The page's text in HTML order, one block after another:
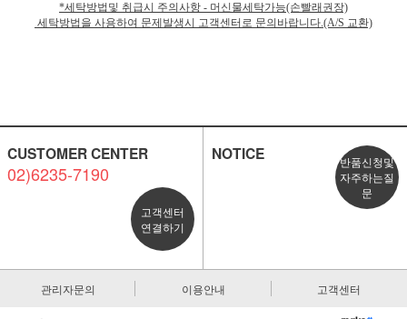
*세탁방법및 취급시 주의사항 - 머신물세탁가능(손빨래권장)
세탁방법을 사용하여 문제발생시 고객센터로 문의바랍니다.(A/S 교환)
CUSTOMER CENTER
02)6235-7190
고객센터
연결하기
NOTICE
반품신청및
자주하는질
문
관리자문의 이용안내 고객센터